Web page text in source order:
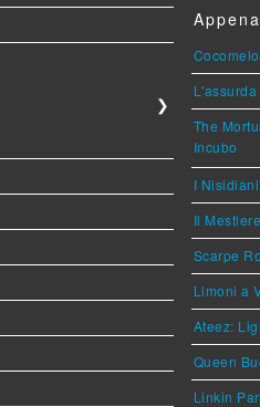
❯
The
Incubo
I Nisidiani
Il Mestiere
Scarpe
Limoni a
Ateez:
Queen
Linkin